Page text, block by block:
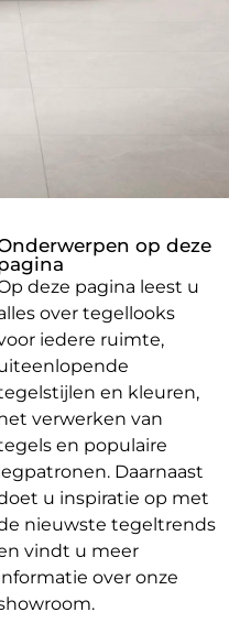
op deze
deze pagina leest u
over tegellooks
iedere ruimte,
en kleuren,
verwerken van
en populaire
Daarnaast
u inspiratie op met
nieuwste tegeltrends
vindt u meer
over onze